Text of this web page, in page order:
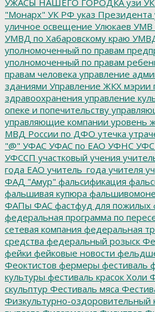
"Монарх" УК РФ указ Президента
уличное освещение Улюкаев УМВ
УМВД по Хабаровскому краю
уполномоченный по правам
уполномоченный по правам
правам человека управление
зданиями Управление ЖКХ мэрии
здравоохранения управление
опеке и попечительству
управляющие компании уровень
МВД России по ДФО утечка
"@" УФАС УФАС по ЕАО УФНС
УФССП участковый учения
года ЕАО учитель_года учителя
ФАД "Амур" фальсификация
фальшивая купюра
ФАПы ФАС фастфуд для пожилых
федеральная программа по
сетевая компания федеральная
средства федеральный розыск
фейки фейковые новости
Феоктистов фермеры фестиваль
культуры фестиваль красок Холи
скульптур Фестиваль мяса
Физкультурно-оздоровительный